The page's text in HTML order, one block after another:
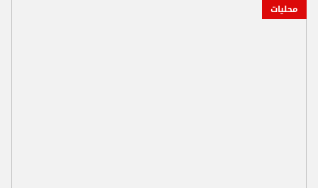
محليات